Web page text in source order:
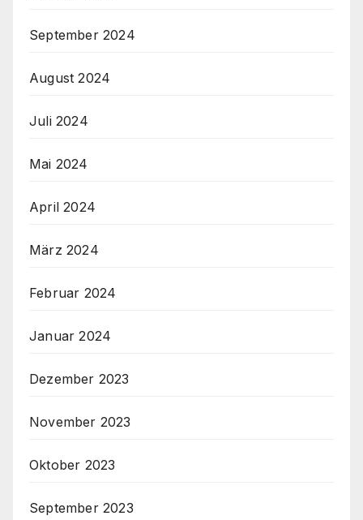
September 2024
August 2024
Juli 2024
Mai 2024
April 2024
März 2024
Februar 2024
Januar 2024
Dezember 2023
November 2023
Oktober 2023
September 2023